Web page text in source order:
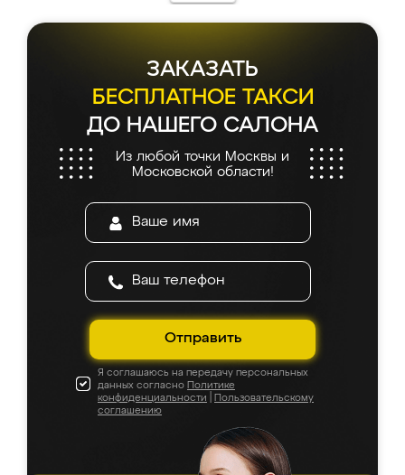
ЗАКАЗАТЬ
БЕСПЛАТНОЕ ТАКСИ
ДО НАШЕГО САЛОНА
Из любой точки Москвы и
Московской области!
Отправить
Я соглашаюсь на передачу персональных
данных согласно Политике
конфиденциальности
Пользовательскому
соглашению